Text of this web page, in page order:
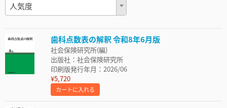
人気度
歯科点数表の解釈 令和8年6月版
社会保険研究所(編)
出版社：社会保険研究所
印刷版発行年月：2026/06
¥5,720
カートに入れる